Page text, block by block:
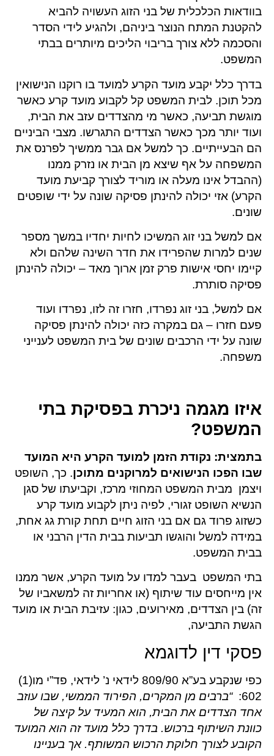
בוודאות הכלכלית של בני הזוג העשויה להביא
להקטנת המתח הנוצר ביניהם, ולהגיע לידי הסדר
והסכמה ללא צורך בריבוי הליכים מיותרים בבתי
המשפט.
בדרך כלל יקבע מועד הקרע למועד בו רוקנו הנישואין
מכל תוכן. לבית המשפט קל לקבוע מועד קרע כאשר
מוגשת תביעה, כאשר מי מהצדדים עזב את הבית,
ועוד יותר מכך כאשר הצדדים התגרשו. מצבי הביניים
הם הבעייתיים. כך למשל אם גבר ממשיך לפרנס את
המשפחה על אף שיצא מן הבית או נזרק ממנו
(ההבדל אינו מעלה או מוריד לצורך קביעת מועד
הקרע) אזי יכולה להינתן פסיקה שונה על ידי שופטים
שונים.
אם למשל בני זוג המשיכו לחיות יחדיו במשך מספר
שנים למרות שהפרידו את חדר השינה שלהם ולא
קיימו יחסי אישות פרק זמן ארוך מאד – יכולה להינתן
פסיקה סותרת.
אם למשל, בני זוג נפרדו, חזרו זה לזו, נפרדו ועוד
פעם חזרו – גם במקרה כזה יכולה להינתן פסיקה
שונה על ידי הרכבים שונים של בית המשפט לענייני
משפחה.
איזו מגמה ניכרת בפסיקת בתי
המשפט?
בתמצית: נקודת הזמן למועד הקרע היא המועד
שבו הפכו הנישואים למרוקנים מתוכן. כך, השופט
ויצמן מבית המשפט המחוזי מרכז, וקביעתו של סגן
הנשיא השופט זגורי, לפיה ניתן לקבוע מועד קרע
כשזוג פרוד גם אם בני הזוג חיים תחת קורת גג אחת,
במידה למשל והוגשו תביעות בבית הדין הרבני או
בבית המשפט.
בתי המשפט בעבר למדו על מועד הקרע, אשר ממנו
אין מייחסים עוד שיתוף (או אחריות זה למשאביו של
זה) בין הצדדים, מאירועים, כגון: עזיבת הבית או מועד
הגשת התביעה,
פסקי דין לדוגמא
כפי שנקבע בע”א 809/90 לידאי נ’ לידאי, פד”י מו(1)
602:
“ברבים מן המקרים, הפירוד הממשי, שבו עוזב
אחד הצדדים את הבית, הוא המעיד על קיצה של
כוונת השיתוף ברכוש. בדרך כלל מועד זה הוא המועד
הקובע לצורך חלוקת הרכוש המשותף. אך בעניינו